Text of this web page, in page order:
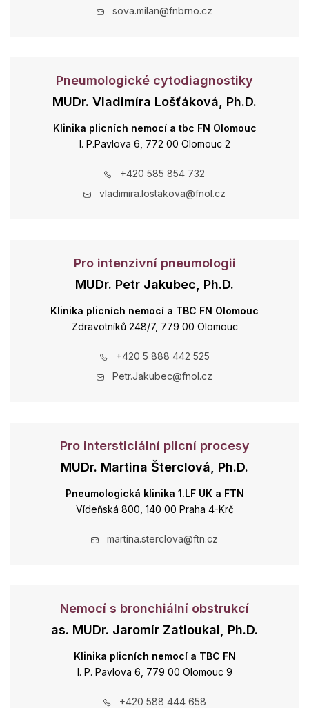
sova.milan@fnbrno.cz
Pneumologické cytodiagnostiky
MUDr. Vladimíra Lošťáková, Ph.D.
Klinika plicních nemocí a tbc FN Olomouc
I. P.Pavlova 6, 772 00 Olomouc 2
+420 585 854 732
vladimira.lostakova@fnol.cz
Pro intenzivní pneumologii
MUDr. Petr Jakubec, Ph.D.
Klinika plicních nemocí a TBC FN Olomouc
Zdravotníků 248/7, 779 00 Olomouc
+420 5 888 442 525
Petr.Jakubec@fnol.cz
Pro intersticiální plicní procesy
MUDr. Martina Šterclová, Ph.D.
Pneumologická klinika 1.LF UK a FTN
Vídeňská 800, 140 00 Praha 4-Krč
martina.sterclova@ftn.cz
Nemocí s bronchiální obstrukcí
as. MUDr. Jaromír Zatloukal, Ph.D.
Klinika plicních nemocí a TBC FN
I. P. Pavlova 6, 779 00 Olomouc 9
+420 588 444 658